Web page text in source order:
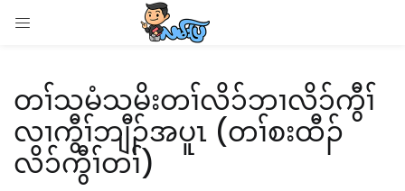
တၢ်သမံသမိးတၢ်လိ၁်ဘၢလိ၁်ကွီၢ်
လၢကွီၢ်ဘျီၣ်အပူၤ (တၢ်စးထီၣ်
လိ၁်ကွီၢ်တၢ်)
Enter your username and password to login.